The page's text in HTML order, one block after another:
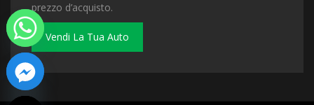
prezzo d’acquisto.
Vendi La Tua Auto